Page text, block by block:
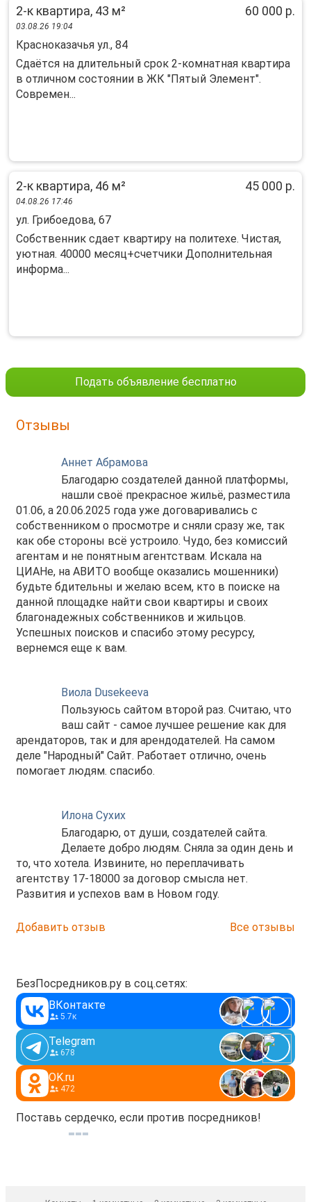
2-к квартира, 43 м² 60 000 р.
03.08.26 19:04
Красноказачья ул., 84
Cдаётcя на длительный срoк 2-комнатная кваpтирa
в отличном соcтoянии в ЖК "Пятый Элемeнт".
Coвpeмeн...
2-к квартира, 46 м² 45 000 р.
04.08.26 17:46
ул. Грибоедова, 67
Собственник сдает квартиру на политехе. Чистая,
уютная. 40000 месяц+счетчики Дополнительная
информа...
Подать объявление бесплатно
Отзывы
Аннет Абрамова
Благодарю создателей данной платформы,
нашли своё прекрасное жильё, разместила
01.06, а 20.06.2025 года уже договаривались с
собственником о просмотре и сняли сразу же, так
как обе стороны всё устроило. Чудо, без комиссий
агентам и не понятным агентствам. Искала на
ЦИАНе, на АВИТО вообще оказались мошенники)
будьте бдительны и желаю всем, кто в поиске на
данной площадке найти свои квартиры и своих
благонадежных собственников и жильцов.
Успешных поисков и спасибо этому ресурсу,
вернемся еще к вам.
Виола Dusekeeva
Пользуюсь сайтом второй раз. Считаю, что
ваш сайт - самое лучшее решение как для
арендаторов, так и для арендодателей. На самом
деле "Народный" Сайт. Работает отлично, очень
помогает людям. спасибо.
Илона Сухих
Благодарю, от души, создателей сайта.
Делаете добро людям. Сняла за один день и
то, что хотела. Извините, но переплачивать
агентству 17-18000 за договор смысла нет.
Развития и успехов вам в Новом году.
Добавить отзыв Все отзывы
БезПосредников.ру в соц.сетях:
ВКонтакте
5.7к
Telegram
678
OK.ru
472
Поставь сердечко, если против посредников!